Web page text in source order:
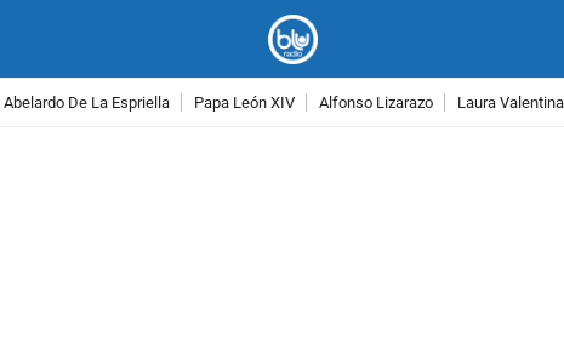
De La Espriella Papa León XIV Alfonso Lizarazo Laura